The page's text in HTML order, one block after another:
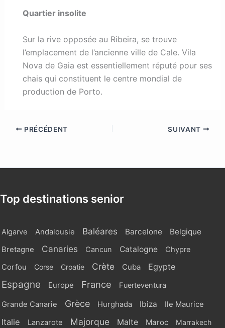
Quartier insolite
Sur la rive opposée au Ribeira, se trouve
l’emplacement de l’ancienne ville de Cale. Vila
Nova de Gaia est essentiellement réputé pour ses
chais qui constituent le centre mondial de
production de Porto.
PRÉCÉDENT SUIVANT
Top destinations senior
Algarve Andalousie Baléares Barcelone Belgique
Bretagne Canaries Cancun Catalogne
Chypre
Corfou
Corse Croatie Crète Cuba Egypte
Espagne Europe France Fuerteventura
Grande Canarie Grèce Hurghada Ibiza Ile Maurice
Italie Lanzarote Majorque Malte Maroc
Marrakech